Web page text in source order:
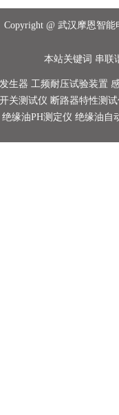
Copyright @ 武汉摩恩智
本站关键词 串联
生器 工频耐压试验装置
关测试仪 断路器特性测
绝缘油PH测定仪 绝缘油自